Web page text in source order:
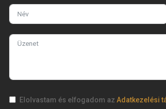
Elolvastam és elfogadom azAdatkezelési